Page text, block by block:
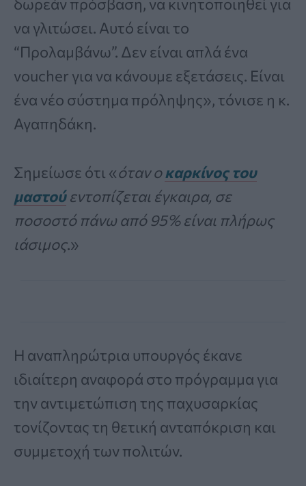
δωρεάν πρόσβαση, να κινητοποιηθεί για
να γλιτώσει. Αυτό είναι το
“Προλαμβάνω”. Δεν είναι απλά ένα
voucher για να κάνουμε εξετάσεις. Είναι
ένα νέο σύστημα πρόληψης», τόνισε η κ.
Αγαπηδάκη.
Σημείωσε ότι «όταν οκαρκίνος του
μαστού εντοπίζεται έγκαιρα, σε
ποσοστό πάνω από 95% είναι πλήρως
ιάσιμος.»
Η αναπληρώτρια υπουργός έκανε
ιδιαίτερη αναφορά στο πρόγραμμα για
την αντιμετώπιση της παχυσαρκίας
τονίζοντας τη θετική ανταπόκριση και
συμμετοχή των πολιτών.